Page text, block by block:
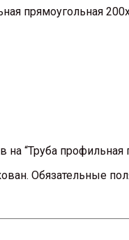
прямоугольная
на “Труба
Обязательные